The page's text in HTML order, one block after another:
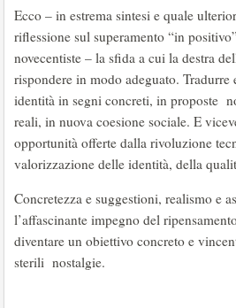
Ecco – in estrema sintesi e quale
riflessione sul superamento “in
novecentiste – la sfida a cui la destra
rispondere in modo adeguato.
identità in segni concreti, in proposte
reali, in nuova coesione sociale. E
opportunità offerte dalla rivoluzione
valorizzazione delle identità, della
Concretezza e suggestioni, realismo e
l’affascinante impegno del
diventare un obiettivo concreto e
sterili nostalgie.